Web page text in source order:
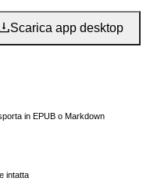
Scarica app desktop
in EPUB o Markdown
intatta